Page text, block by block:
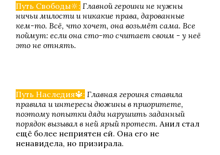
Игра в ТЭГ
Секрет Небес 2
Путь Свободы🔆: Главной героини не нужны
ничьи милости и никакие права, дарованные
кем-то. Всё, что хочет, она возьмёт сама. Все
поймут: если она сто-то считает своим - у неё
это не отнять.
Путь Наследия🔱: Главная героиня ставила
правила и интересы дюжины в приоритете,
поэтому попытки дяди нарушить заданный
порядок вызывал в ней ярый протест. Анил стал
ещё более неприятен ей. Она его не
ненавидела, но призирала.